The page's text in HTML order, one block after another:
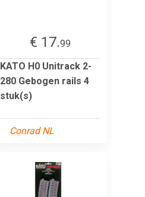
€ 17.99
KATO H0 Unitrack 2-
280 Gebogen rails 4
stuk(s)
Conrad NL